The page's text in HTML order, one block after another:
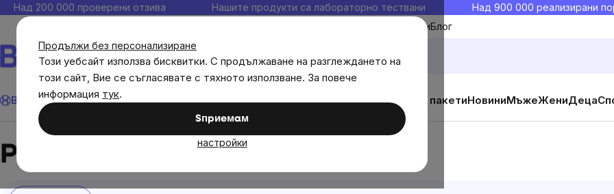
Продължи без персонализиране
Този уебсайт използва бисквитки. С продължаване на разглеждането на
този сайт, Вие се съгласявате с тяхното използване. За повече
информация тук.
Sпpиeмaм
настройки
Прескочи
към
съдържанието
Над 200 000 проверени отзива Нашите продукти са лабораторно тествани Над 900 000 реализирани
Моите любимиБлог
Brainmax Имунитет Акции💪 WomenPowerЦелиДиетични добавкиИзгодни пакетиНовиниМъжеЖениДеца
Prodigy